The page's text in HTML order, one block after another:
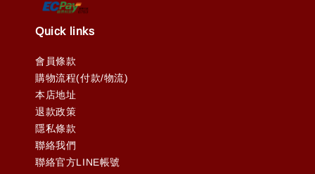
Quick links
會員條款
購物流程(付款/物流)
本店地址
退款政策
隱私條款
聯絡我們
聯絡官方LINE帳號